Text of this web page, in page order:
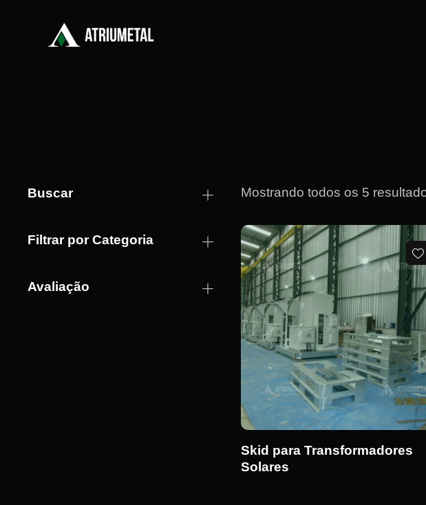
Mostrando todos os 5
Skid para Transformadores
Solares
Buscar
Filtrar por Categoria
Avaliação